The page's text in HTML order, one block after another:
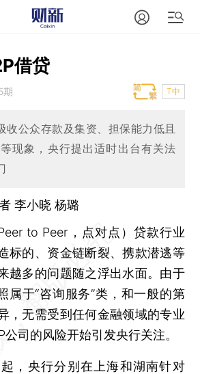
借贷
期 T中
收公众存款及集资、担保能力低且
现象，央行提出适时出台有关法
者李小晓 杨璐
to Peer，点对点）贷款行业
标的、资金链断裂、携款潜逃等
越多的问题随之浮出水面。由于
属于“咨询服务”类，和一般的第
，无需受到任何金融领域的专业
司的风险开始引发央行关注。
央行分别在上海和湖南针对